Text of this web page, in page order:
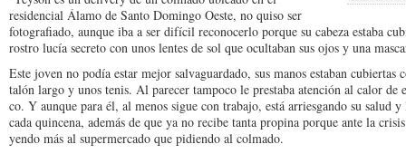
residencial Álamo de Santo Domingo Oeste, no quiso ser
fotografiado, aunque iba a ser difícil re­conocerlo porque su ca­beza estaba
rostro lucía secre­to con unos lentes de sol que ocultaban sus ojos y una
Este joven no podía es­tar mejor salvaguardado, sus manos estaban cu­biertas
talón largo y unos tenis. Al parecer tampoco le prestaba atención al ca­lor
co. Y aunque para él, al me­nos sigue con trabajo, está arriesgando su salud
cada quincena, además de que ya no recibe tanta propina porque ante la
yen­do más al supermercado que pidiendo al colmado.